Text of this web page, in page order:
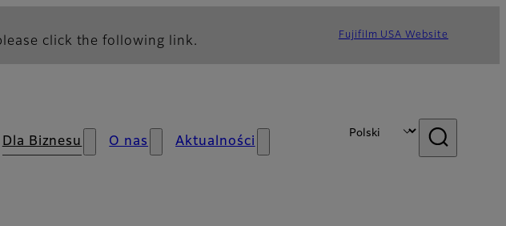
click the following link. Fujifilm USA Website
Dla Biznesu O nas Aktualności